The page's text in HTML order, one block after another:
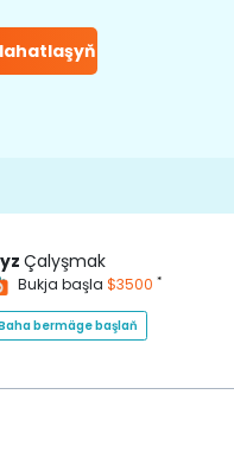
Çalyşmak
Bukja başla $3500 *
bermäge başlaň